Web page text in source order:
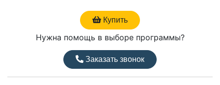
Купить
Нужна помощь в выборе программы?
Заказать звонок